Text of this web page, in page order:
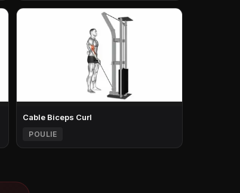
Cable Biceps Curl
POULIE